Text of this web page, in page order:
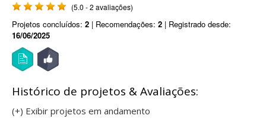
(5.0 - 2 avaliações)
Projetos concluídos: 2 | Recomendações: 2 | Registrado desde:
16/06/2025
Histórico de projetos & Avaliações:
(+) Exibir projetos em andamento